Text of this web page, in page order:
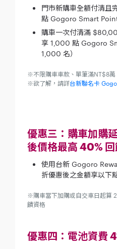
門市新購車全額付清且
點 Gogoro Smart
購車一次付清滿
享 1,000 點 Gogoro
1,000 名）
※不限購車車款、單筆滿NT$8萬
※欲了解，請詳台新聯名卡
優惠三：購車加購
後價格最高 40%
使用台新 Gogoro
折優惠後之金額享以下
※購車當下加購或自交車日起算
饋資格
優惠四：電池資費